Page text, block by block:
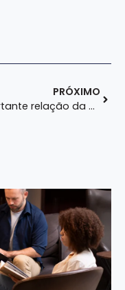
PRÓXIMO
Importante relação da Governança Corporativa e Compliance